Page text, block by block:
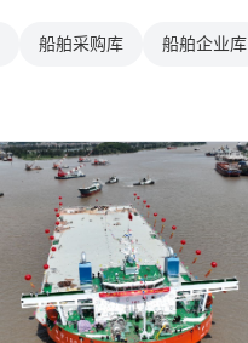
船舶采购库 船舶企业库